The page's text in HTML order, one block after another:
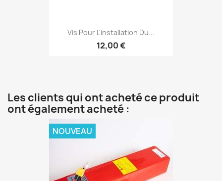
Vis Pour L'installation Du...
12,00 €
Les clients qui ont acheté ce produit
ont également acheté :
NOUVEAU